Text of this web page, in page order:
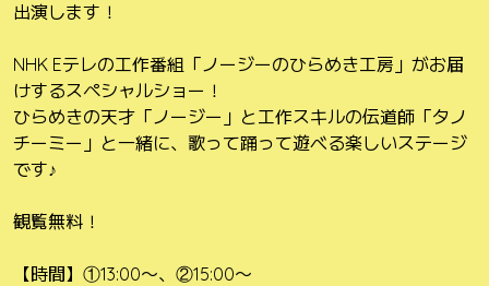
出演します！
NHK Eテレの工作番組「ノージーのひらめき工房」がお届
けするスペシャルショー！
ひらめきの天才「ノージー」と工作スキルの伝道師「タノ
チーミー」と一緒に、歌って踊って遊べる楽しいステージ
です♪
観覧無料！
【時間】①13:00〜、②15:00〜